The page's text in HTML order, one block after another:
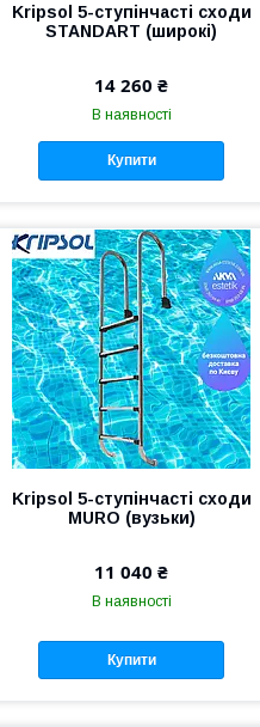
Kripsol 5-ступінчасті сходи
STANDART (широкі)
14 260 ₴
В наявності
Купити
Kripsol 5-ступінчасті сходи
MURO (вузьки)
11 040 ₴
В наявності
Купити